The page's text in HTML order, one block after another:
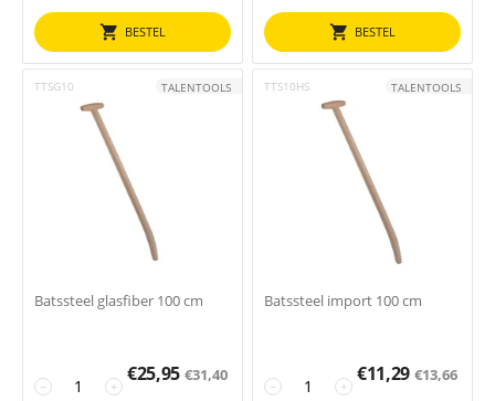
BESTEL BESTEL
TTSG10 TALENTOOLS
Batssteel glasfiber 100 cm
+
−
€25,95 €31,40
TTS10HS TALENTOOLS
Batssteel import 100 cm
+
−
€11,29 €13,66